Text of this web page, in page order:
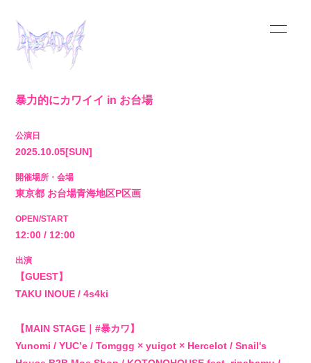
INFORMATION
BIOGRAPHY
暴力的にカワイイ in お台場
公演日
2025.10.05[SUN]
開催場所・会場
東京都 お台場青海地区P区画
OPEN/START
12:00 / 12:00
出演
【GUEST】
TAKU INOUE / 4s4ki
【MAIN STAGE｜#暴カワ】
Yunomi / YUC’e / Tomggg × yuigot × Hercelot / Snail's